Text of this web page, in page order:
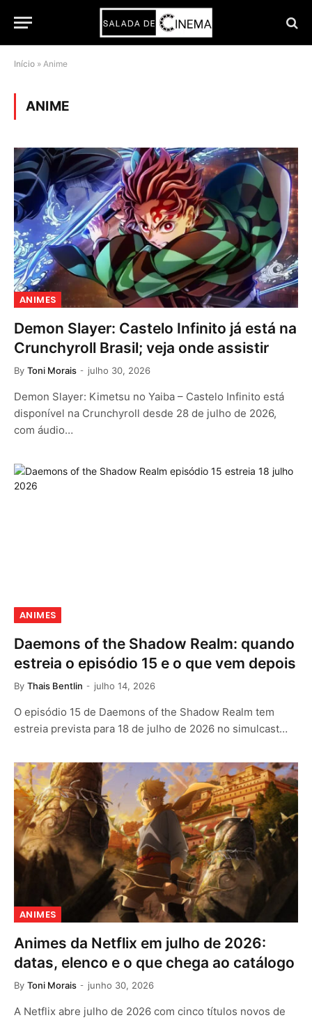
Início » Anime
ANIME
ANIMES
Demon Slayer: Castelo Infinito já está na
Crunchyroll Brasil; veja onde assistir
By Toni Morais julho 30, 2026
Demon Slayer: Kimetsu no Yaiba – Castelo Infinito está
disponível na Crunchyroll desde 28 de julho de 2026,
com áudio…
ANIMES
Daemons of the Shadow Realm: quando
estreia o episódio 15 e o que vem depois
By Thais Bentlin julho 14, 2026
O episódio 15 de Daemons of the Shadow Realm tem
estreia prevista para 18 de julho de 2026 no simulcast…
ANIMES
Animes da Netflix em julho de 2026:
datas, elenco e o que chega ao catálogo
By Toni Morais junho 30, 2026
A Netflix abre julho de 2026 com cinco títulos novos de